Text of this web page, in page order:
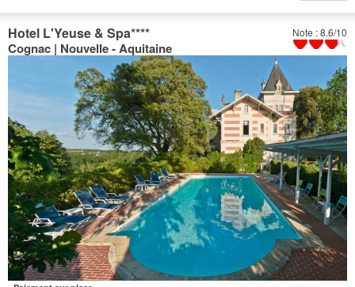
Note : 8.6/10
Hotel L'Yeuse & Spa****
Cognac | Nouvelle - Aquitaine